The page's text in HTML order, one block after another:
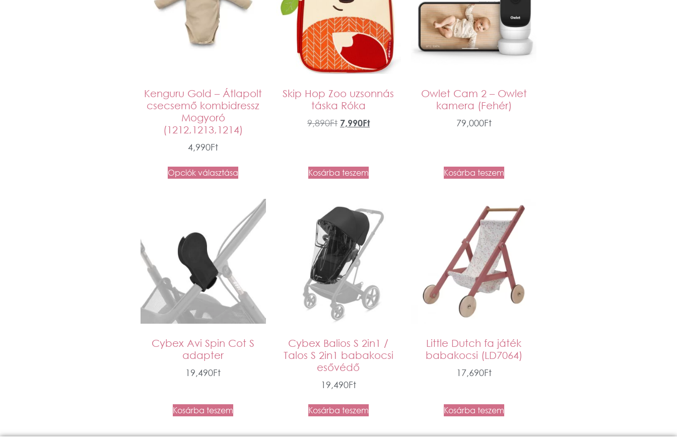
Kenguru Gold – Átlapolt
csecsemő kombidressz
Mogyoró
(1212,1213,1214)
4,990Ft
Opciók választása
Skip Hop Zoo uzsonnás
táska Róka
9,890Ft 7,990Ft
Kosárba teszem
Owlet Cam 2 – Owlet
kamera (Fehér)
79,000Ft
Kosárba teszem
Cybex Avi Spin Cot S
adapter
19,490Ft
Kosárba teszem
Cybex Balios S 2in1 /
Talos S 2in1 babakocsi
esővédő
19,490Ft
Kosárba teszem
Little Dutch fa játék
babakocsi (LD7064)
17,690Ft
Kosárba teszem